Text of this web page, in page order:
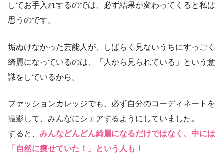
してお手入れするのでは、必ず結果が変わってくると私は
思うのです。
垢ぬけなかった芸能人が、しばらく見ないうちにすっごく
綺麗になっているのは、「人から見られている」という意
識をしているから。
ファッションカレッジでも、必ず自分のコーディネートを
撮影して、みんなにシェアするようにしていました。
すると、 みんなどんどん綺麗になるだけではなく、中には
「自然に痩せていた！」という人も！